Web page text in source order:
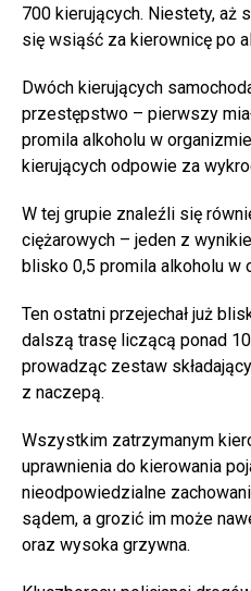
700 kierujących. Niestety, aż
się wsiąść za kierownicę po
Dwóch kierujących
przestępstwo – pierwszy
promila alkoholu w
kierujących odpowie za
W tej grupie znaleźli się
ciężarowych – jeden z
blisko 0,5 promila alkoholu w
Ten ostatni przejechał już
dalszą trasę liczącą ponad
prowadząc zestaw
z naczepą.
Wszystkim zatrzymanym
uprawnienia do kierowania
nieodpowiedzialne
sądem, a grozić im może
oraz wysoka grzywna.